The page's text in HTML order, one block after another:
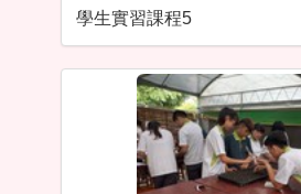
學生實習課程5